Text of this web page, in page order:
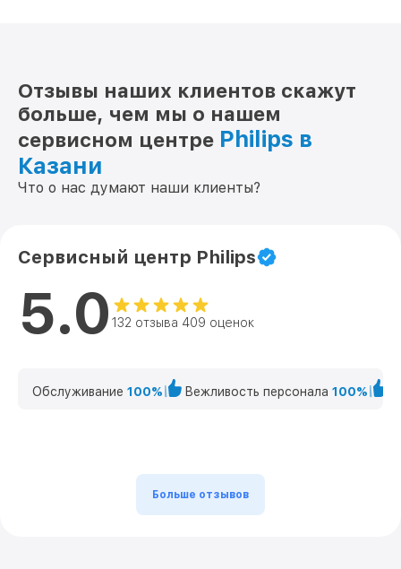
Отзывы наших клиентов скажут
больше, чем мы о нашем
сервисном центре Philips в
Казани
Что о нас думают наши клиенты?
Сервисный центр Philips
5.0 132 отзыва 409 оценок
Обслуживание 100% Вежливость персонала 100%
Больше отзывов